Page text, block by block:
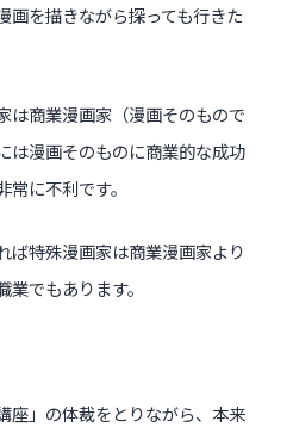
画を描きながら探っても行きた
は商業漫画家（漫画そのもので
は漫画そのものに商業的な成功
に不利です。
ば特殊漫画家は商業漫画家より
でもあります。
座」の体裁をとりながら、本来